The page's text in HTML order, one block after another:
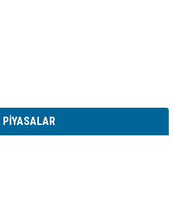
PİYASALAR